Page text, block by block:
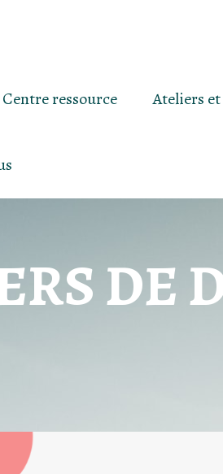
Centre ressource Ateliers
DE